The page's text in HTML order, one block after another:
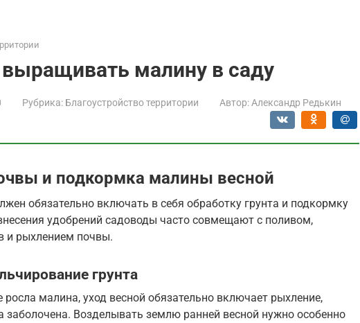
малину в саду
Рубрика: Благоустройство территории Автор: Александр Редькин
и подкормка малины весной
обязательно включать в себя обработку грунта и подкормку
удобрений садоводы часто совмещают с поливом,
и рыхлением почвы.
грунта
малина, уход весной обязательно включает рыхление,
заболочена. Возделывать землю ранней весной нужно особенно